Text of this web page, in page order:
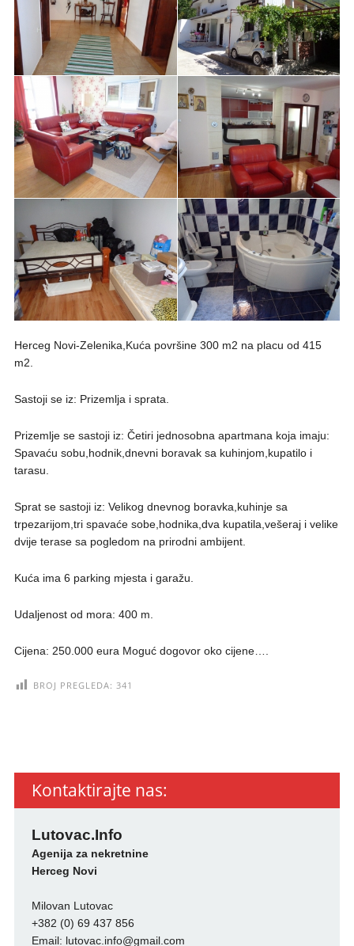
Herceg Novi-Zelenika,Kuća površine 300 m2 na placu od 415
m2.
Sastoji se iz: Prizemlja i sprata.
Prizemlje se sastoji iz: Četiri jednosobna apartmana koja imaju:
Spavaću sobu,hodnik,dnevni boravak sa kuhinjom,kupatilo i
tarasu.
Sprat se sastoji iz: Velikog dnevnog boravka,kuhinje sa
trpezarijom,tri spavaće sobe,hodnika,dva kupatila,vešeraj i velike
dvije terase sa pogledom na prirodni ambijent.
Kuća ima 6 parking mjesta i garažu.
Udaljenost od mora: 400 m.
Cijena: 250.000 eura Moguć dogovor oko cijene….
BROJ PREGLEDA: 341
Kontaktirajte nas:
Lutovac.Info
Agenija za nekretnine
Herceg Novi
Milovan Lutovac
+382 (0) 69 437 856
Email: lutovac.info@gmail.com